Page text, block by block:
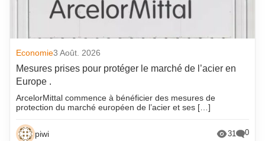
Economie3 Août. 2026
Mesures prises pour protéger le marché de l’acier en
Europe .
ArcelorMittal commence à bénéficier des mesures de
protection du marché européen de l’acier et ses […]
piwi 31 0